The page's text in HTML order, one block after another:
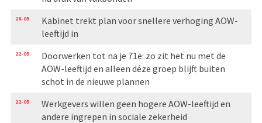
26-05
Kabinet trekt plan voor snellere verhoging AOW-
leeftijd in
22-05
Doorwerken tot na je 71e: zo zit het nu met de
AOW-leeftijd en alleen déze groep blijft buiten
schot in de nieuwe plannen
22-05
Werkgevers willen geen hogere AOW-leeftijd en
andere ingrepen in sociale zekerheid